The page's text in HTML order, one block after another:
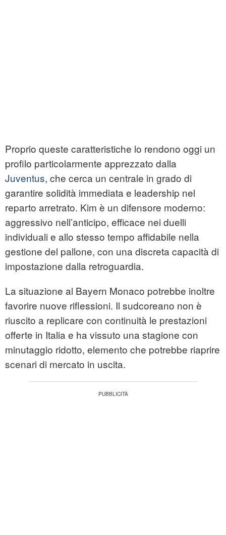
Proprio queste caratteristiche lo rendono oggi un
profilo particolarmente apprezzato dalla
Juventus, che cerca un centrale in grado di
garantire solidità immediata e leadership nel
reparto arretrato. Kim è un difensore moderno:
aggressivo nell’anticipo, efficace nei duelli
individuali e allo stesso tempo affidabile nella
gestione del pallone, con una discreta capacità di
impostazione dalla retroguardia.
La situazione al Bayern Monaco potrebbe inoltre
favorire nuove riflessioni. Il sudcoreano non è
riuscito a replicare con continuità le prestazioni
offerte in Italia e ha vissuto una stagione con
minutaggio ridotto, elemento che potrebbe riaprire
scenari di mercato in uscita.